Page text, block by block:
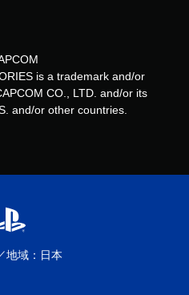
is a trademark and/or
CO., LTD. and/or its
and/or other countries.
地域：日本